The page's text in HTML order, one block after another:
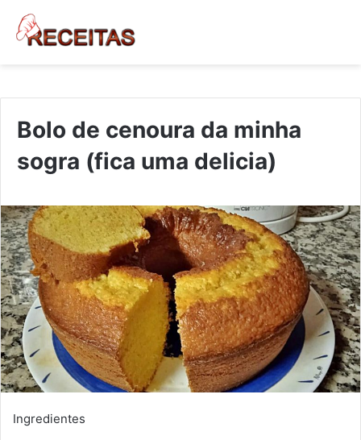
Bolo de cenoura da minha
sogra (fica uma delicia)
Ingredientes